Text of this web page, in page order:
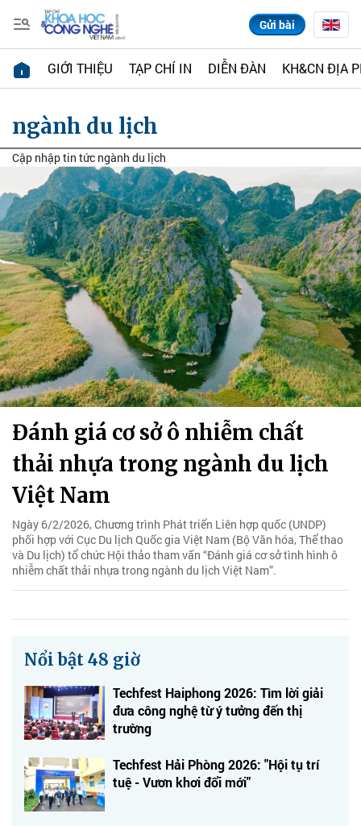
Gửi bài
GIỚI THIỆU TẠP CHÍ IN DIỄN ĐÀN KH&CN ĐỊA
ngành du lịch
Cập nhập tin tức ngành du lịch
Đánh giá cơ sở ô nhiễm chất
thải nhựa trong ngành du lịch
Việt Nam
Ngày 6/2/2026, Chương trình Phát triển Liên hợp quốc (UNDP)
phối hợp với Cục Du lịch Quốc gia Việt Nam (Bộ Văn hóa, Thể thao
và Du lịch) tổ chức Hội thảo tham vấn “Đánh giá cơ sở tình hình ô
nhiễm chất thải nhựa trong ngành du lịch Việt Nam”.
Nổi bật 48 giờ
Techfest Haiphong 2026: Tìm lời giải
đưa công nghệ từ ý tưởng đến thị
trường
Techfest Hải Phòng 2026: "Hội tụ trí
tuệ - Vươn khơi đổi mới"